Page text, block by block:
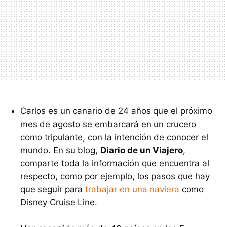
Carlos es un canario de 24 años que el próximo
mes de agosto se embarcará en un crucero
como tripulante, con la intención de conocer el
mundo. En su blog, Diario de un Viajero,
comparte toda la información que encuentra al
respecto, como por ejemplo, los pasos que hay
que seguir para trabajar en una naviera como
Disney Cruise Line.